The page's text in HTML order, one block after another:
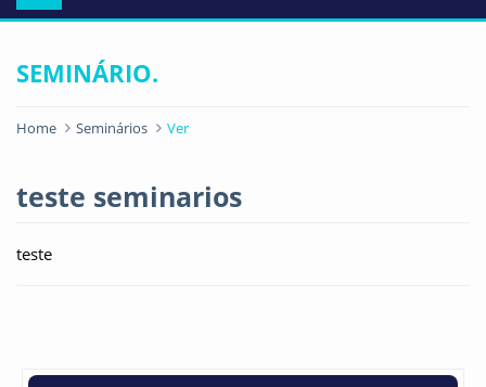
SEMINÁRIO.
Home Seminários Ver
teste seminarios
teste